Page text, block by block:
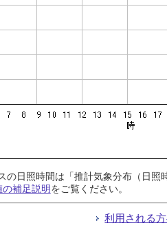
の日照時間は「推計気象分布（日
補足説明をご覧ください。
利用される